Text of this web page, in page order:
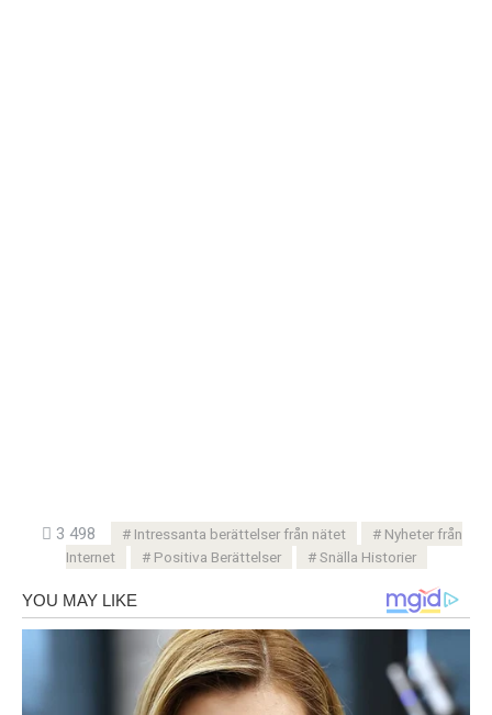
3 498 Intressanta berättelser från nätet
Nyheter från
Internet
Positiva Berättelser Snälla Historier